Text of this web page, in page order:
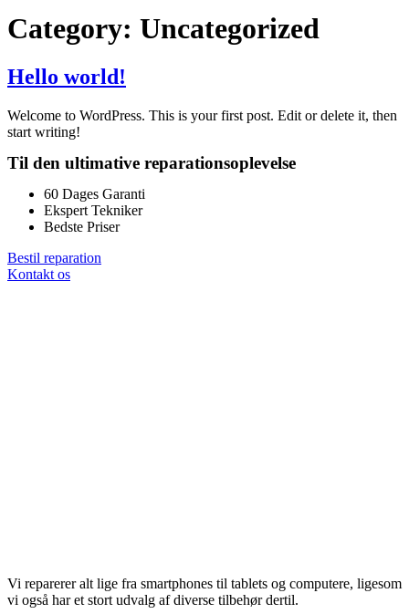
Category: Uncategorized
Hello world!
Welcome to WordPress. This is your first post. Edit or delete it, then
start writing!
Til den ultimative reparationsoplevelse
60 Dages Garanti
Ekspert Tekniker
Bedste Priser
Bestil reparation
Kontakt os
Vi reparerer alt lige fra smartphones til tablets og computere, ligesom
vi også har et stort udvalg af diverse tilbehør dertil.